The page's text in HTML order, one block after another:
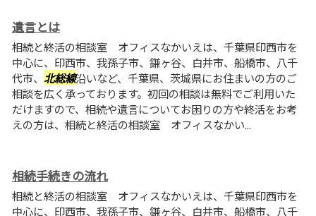
遺言とは
相続と終活の相談室 オフィスなかいえは、千葉県印西市を
中心に、印西市、我孫子市、鎌ヶ谷、白井市、船橋市、八千
代市、 北総線沿いなど、千葉県、茨城県にお住まいの方のご
相談を広く承っております。初回の相談は無料でご利用いた
だけますので、相続や遺言についてお困りの方や終活をお考
えの方は、相続と終活の相談室 オフィスなかい...
相続手続きの流れ
相続と終活の相談室 オフィスなかいえは、千葉県印西市を
中心に、印西市、我孫子市、鎌ヶ谷、白井市、船橋市、八千